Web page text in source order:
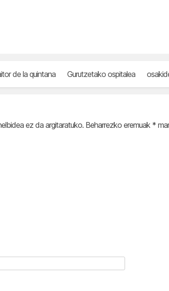
de la quintana Gurutzetako ospitalea
ez da argitaratuko. Beharrezko eremuak *